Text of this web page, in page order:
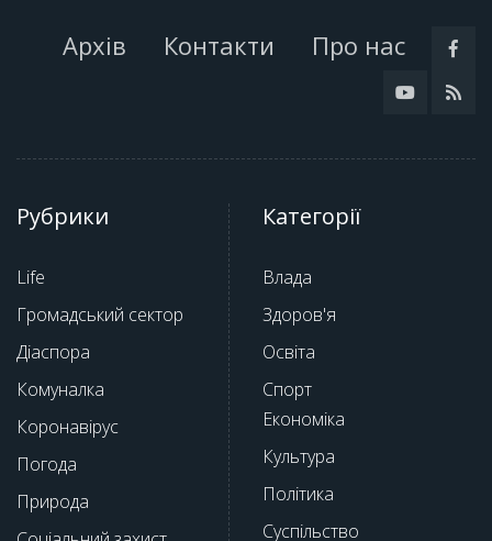
Архів Контакти Про нас
Рубрики
Life
Громадський сектор
Діаспора
Комуналка
Коронавірус
Погода
Природа
Категорії
Влада
Здоров'я
Освіта
Спорт
Економіка
Культура
Політика
Суспільство